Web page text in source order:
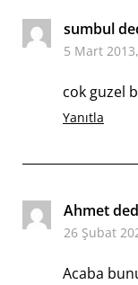
sumbul
5 Mart
cok guzel
Yanıtla
Ahmet
26 Şubat
Acaba